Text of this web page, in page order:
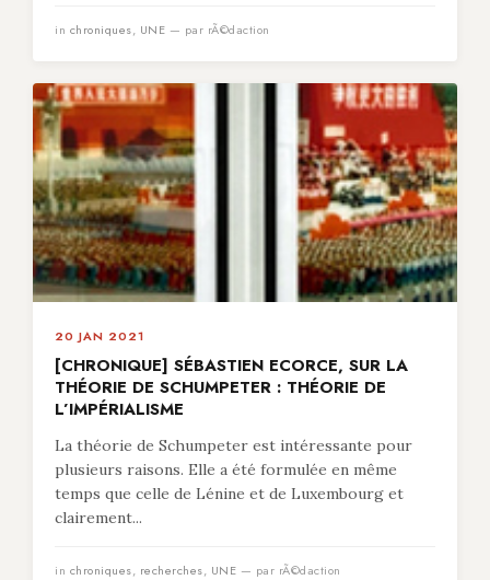
in chroniques, UNE — par rÃ©daction
20 JAN 2021
[CHRONIQUE] SÉBASTIEN ECORCE, SUR LA
THÉORIE DE SCHUMPETER : THÉORIE DE
L’IMPÉRIALISME
La théorie de Schumpeter est intéressante pour
plusieurs raisons. Elle a été formulée en même
temps que celle de Lénine et de Luxembourg et
clairement...
in chroniques, recherches, UNE — par rÃ©daction